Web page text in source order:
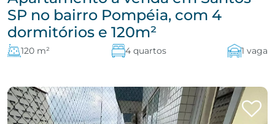
SP no bairro Pompéia, com 4
dormitórios e 120m²
120 m² 4 quartos 1 vaga